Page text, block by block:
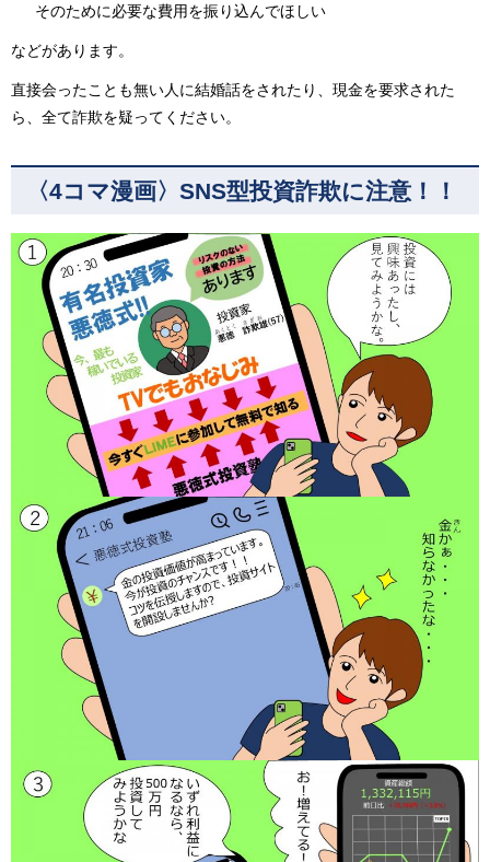
そのために必要な費用を振り込んでほしい
などがあります。
直接会ったことも無い人に結婚話をされたり、現金を要求された
ら、全て詐欺を疑ってください。
〈4コマ漫画〉SNS型投資詐欺に注意！！